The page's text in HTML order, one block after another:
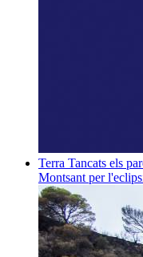
Terra Tancats els
Montsant per